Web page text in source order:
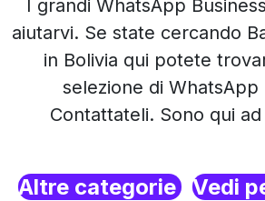
I grandi WhatsApp
aiutarvi. Se state cercando
in Bolivia qui potete
selezione di WhatsApp
Contattateli. Sono qui
Altre categorie Vedi